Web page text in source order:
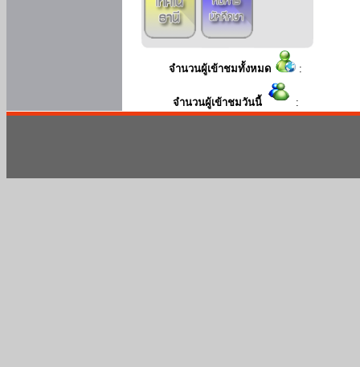
จำนวนผู้เข้าชมทั้งหมด :
จำนวนผู้เข้าชมวันนี้ :